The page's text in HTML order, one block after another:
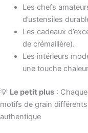
Les chefs
d’ustensiles
Les cadeaux
de crémaillère).
Les intérieurs
une touche
💡 Le petit plus :
motifs de grain
authentique